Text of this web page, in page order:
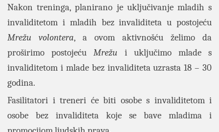
Nakon treninga, planirano je uključivanje mladih s
invaliditetom i mladih bez invaliditeta u postojeću
Mrežu volontera, a ovom aktivnošću želimo da
proširimo postojećuMrežu i uključimo mlade s
invaliditetom i mlade bez invaliditeta uzrasta 18 – 30
godina.
Fasilitatori i treneri će biti osobe s invaliditetom i
osobe bez invaliditeta koje se bave mladima i